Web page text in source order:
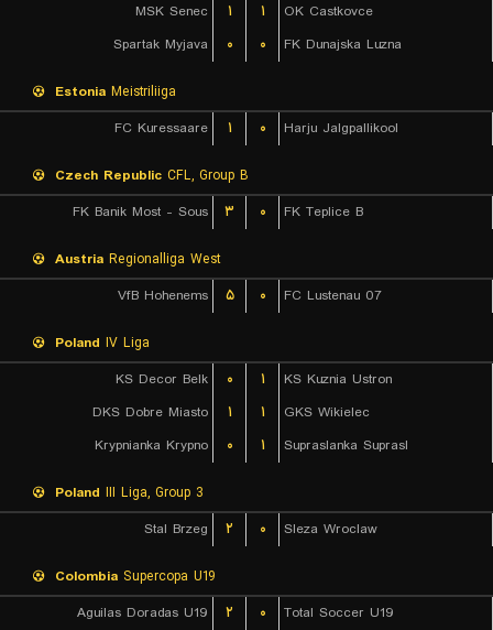
MSK Senec
۱ ۱
OK Castkovce
Spartak Myjava
۰ ۰ FK Dunajska Luzna
Estonia Meistriliiga
FC Kuressaare
۱ ۰ Harju Jalgpallikool
Czech Republic CFL, Group B
FK Banik Most - Sous
۳ ۰ FK Teplice B
Austria Regionalliga West
VfB Hohenems
۵ ۰ FC Lustenau 07
Poland IV Liga
KS Decor Belk
۰ ۱
KS Kuznia Ustron
DKS Dobre Miasto
۱ ۱
GKS Wikielec
Krypnianka Krypno
۰ ۱ Supraslanka Suprasl
Poland III Liga, Group 3
Stal Brzeg
۲ ۰ Sleza Wroclaw
Colombia Supercopa U19
Aguilas Doradas U19
۲ ۰ Total Soccer U19